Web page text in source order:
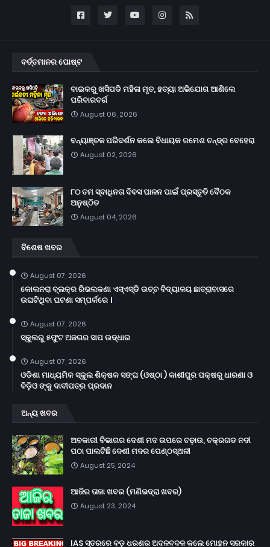
ବର୍ତ୍ତମାନର ପୋଷ୍ଟ
ବାଇକରୁ ଖସିପଡି ମହିଳା ମୃତ, ହତ୍ୟା ଅଭିଯୋଗ ଆଣିଲେ
ପରିବାରବର୍ଗ
August 06, 2026
ବନ୍ୟାଞ୍ଚଳ ପରିଦର୍ଶନ କଲେ ବିଧାୟକ ରମେଶ ଚନ୍ଦ୍ର ବେହେରା
August 02, 2026
୮୦ ତମ ସ୍ବାଧିନତା ଦିବସ ପାଳନ ପାଇଁ ପ୍ରସ୍ତୁତି ବୈଠକ
ଅନୁଷ୍ଠିତ
August 04, 2026
ବିଶେଷ ଖବର
August 07, 2026
କୋଲନରା ବ୍ଲକ୍‌ର ରିଭଲକଣା ଏସ୍‌ଏସ୍‌ଡି ଉଚ୍ଚ ବିଦ୍ୟାଳୟ ଛାତ୍ରାବାସରେ
ଉଘଟିଥିବା ଘଟଣା ସମ୍ପର୍କରେ ।
August 07, 2026
ସ୍କୁଲରୁ ୫ଫୁଟ ଅଜଗର ସାପ ଉଦ୍ଧାର
August 07, 2026
ଓଡିଶା ମାଧ୍ୟମିକ ସ୍କୁଲ ଶିକ୍ଷକ ସଙ୍ଘ (ଓଷ୍ଠା ) କାଶୀପୁର ପକ୍ଷରୁ ଧାରଣା ଓ
ବିଡ଼ିଓ ଙ୍କୁ ଦାବୀପତ୍ର ପ୍ରଦାନ
ଅନ୍ୟ ଖବର
ଅବକାରୀ ବିଭାଗର ଦେଶୀ ମଦ ଉପରେ ଚଢ଼ାଉ, ଚକ୍ରଗଡ ନଦୀ
ପଠା ପାଲଟିଛି ଦେଶୀ ମଦର ପେଣ୍ଠସ୍ଥଳୀ
August 25, 2024
ଆଜିର ତାଜା ଖବର (ମଣିଭଦ୍ରା ଖବର)
August 23, 2024
IAS ସ୍ତରରେ ବଡ଼ ଧରଣର ଅଦଳବଦଳ କଲେ ମୋହନ ସରକାର